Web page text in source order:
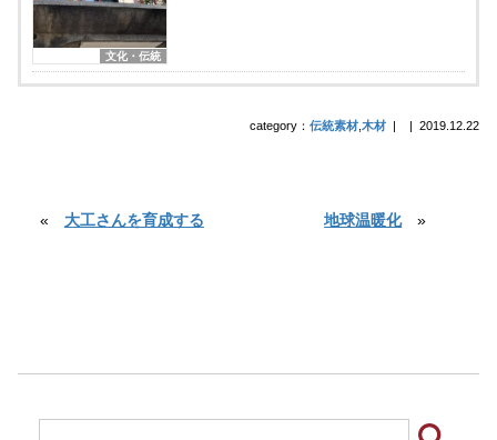
文化・伝統
category：伝統素材 ,木材 |2019.12.22
« 大工さんを育成する 地球温暖化 »